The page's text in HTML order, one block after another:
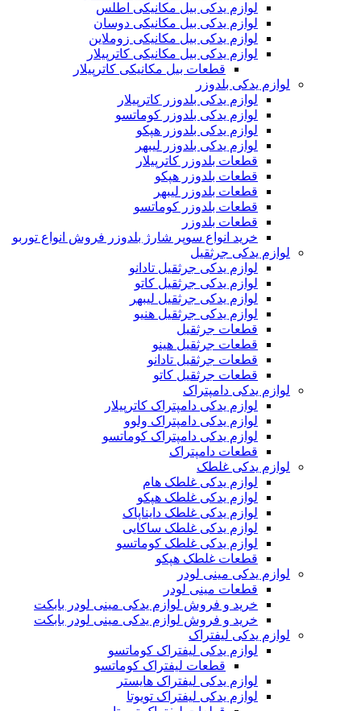
لوازم یدکی بیل مکانیکی اطلس
لوازم یدکی بیل مکانیکی دوسان
لوازم یدکی بیل مکانیکی زوملاین
لوازم یدکی بیل مکانیکی کاترپیلار
قطعات بیل مکانیکی کاترپیلار
لوازم یدکی بلدوزر
لوازم یدکی بلدوزر کاترپیلار
لوازم یدکی بلدوزر کوماتسو
لوازم یدکی بلدوزر هپکو
لوازم یدکی بلدوزر لیبهر
قطعات بلدوزر کاترپیلار
قطعات بلدوزر هپکو
قطعات بلدوزر لیبهر
قطعات بلدوزر کوماتسو
قطعات بلدوزر
خرید انواع سوپر شارژ بلدوزر فروش انواع توربو
لوازم یدکی جرثقیل
لوازم یدکی جرثقیل تادانو
لوازم یدکی جرثقیل کاتو
لوازم یدکی جرثقیل لیبهر
لوازم یدکی جرثقیل هنیو
قطعات جرثقیل
قطعات جرثقیل هینو
قطعات جرثقیل تادانو
قطعات جرثقیل کاتو
لوازم یدکی دامپتراک
لوازم یدکی دامپتراک کاترپیلار
لوازم یدکی دامپتراک ولوو
لوازم یدکی دامپتراک کوماتسو
قطعات دامپتراک
لوازم یدکی غلطک
لوازم یدکی غلطک هام
لوازم یدکی غلطک هپکو
لوازم یدکی غلطک دایناپاک
لوازم یدکی غلطک ساکایی
لوازم یدکی غلطک کوماتسو
قطعات غلطک هپکو
لوازم یدکی مینی لودر
قطعات مینی لودر
خرید و فروش لوازم یدکی مینی لودر بابکت
خرید و فروش لوازم یدکی مینی لودر بابکت
لوازم یدکی لیفتراک
لوازم یدکی لیفتراک کوماتسو
قطعات لیفتراک کوماتسو
لوازم یدکی لیفتراک هایستر
لوازم یدکی لیفتراک تویوتا